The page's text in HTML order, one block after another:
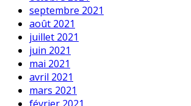
septembre 2021
août 2021
juillet 2021
juin 2021
mai 2021
avril 2021
mars 2021